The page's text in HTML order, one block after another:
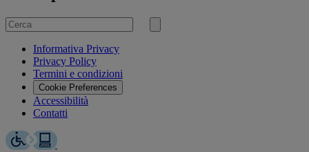
Cerca
per
Invia
Informativa Privacy
Privacy Policy
Termini e condizioni
Cookie Preferences
Accessibilità
Contatti